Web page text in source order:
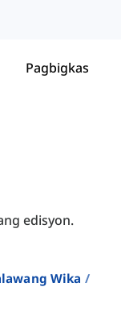
Pagbigkas
edisyon.
Wika